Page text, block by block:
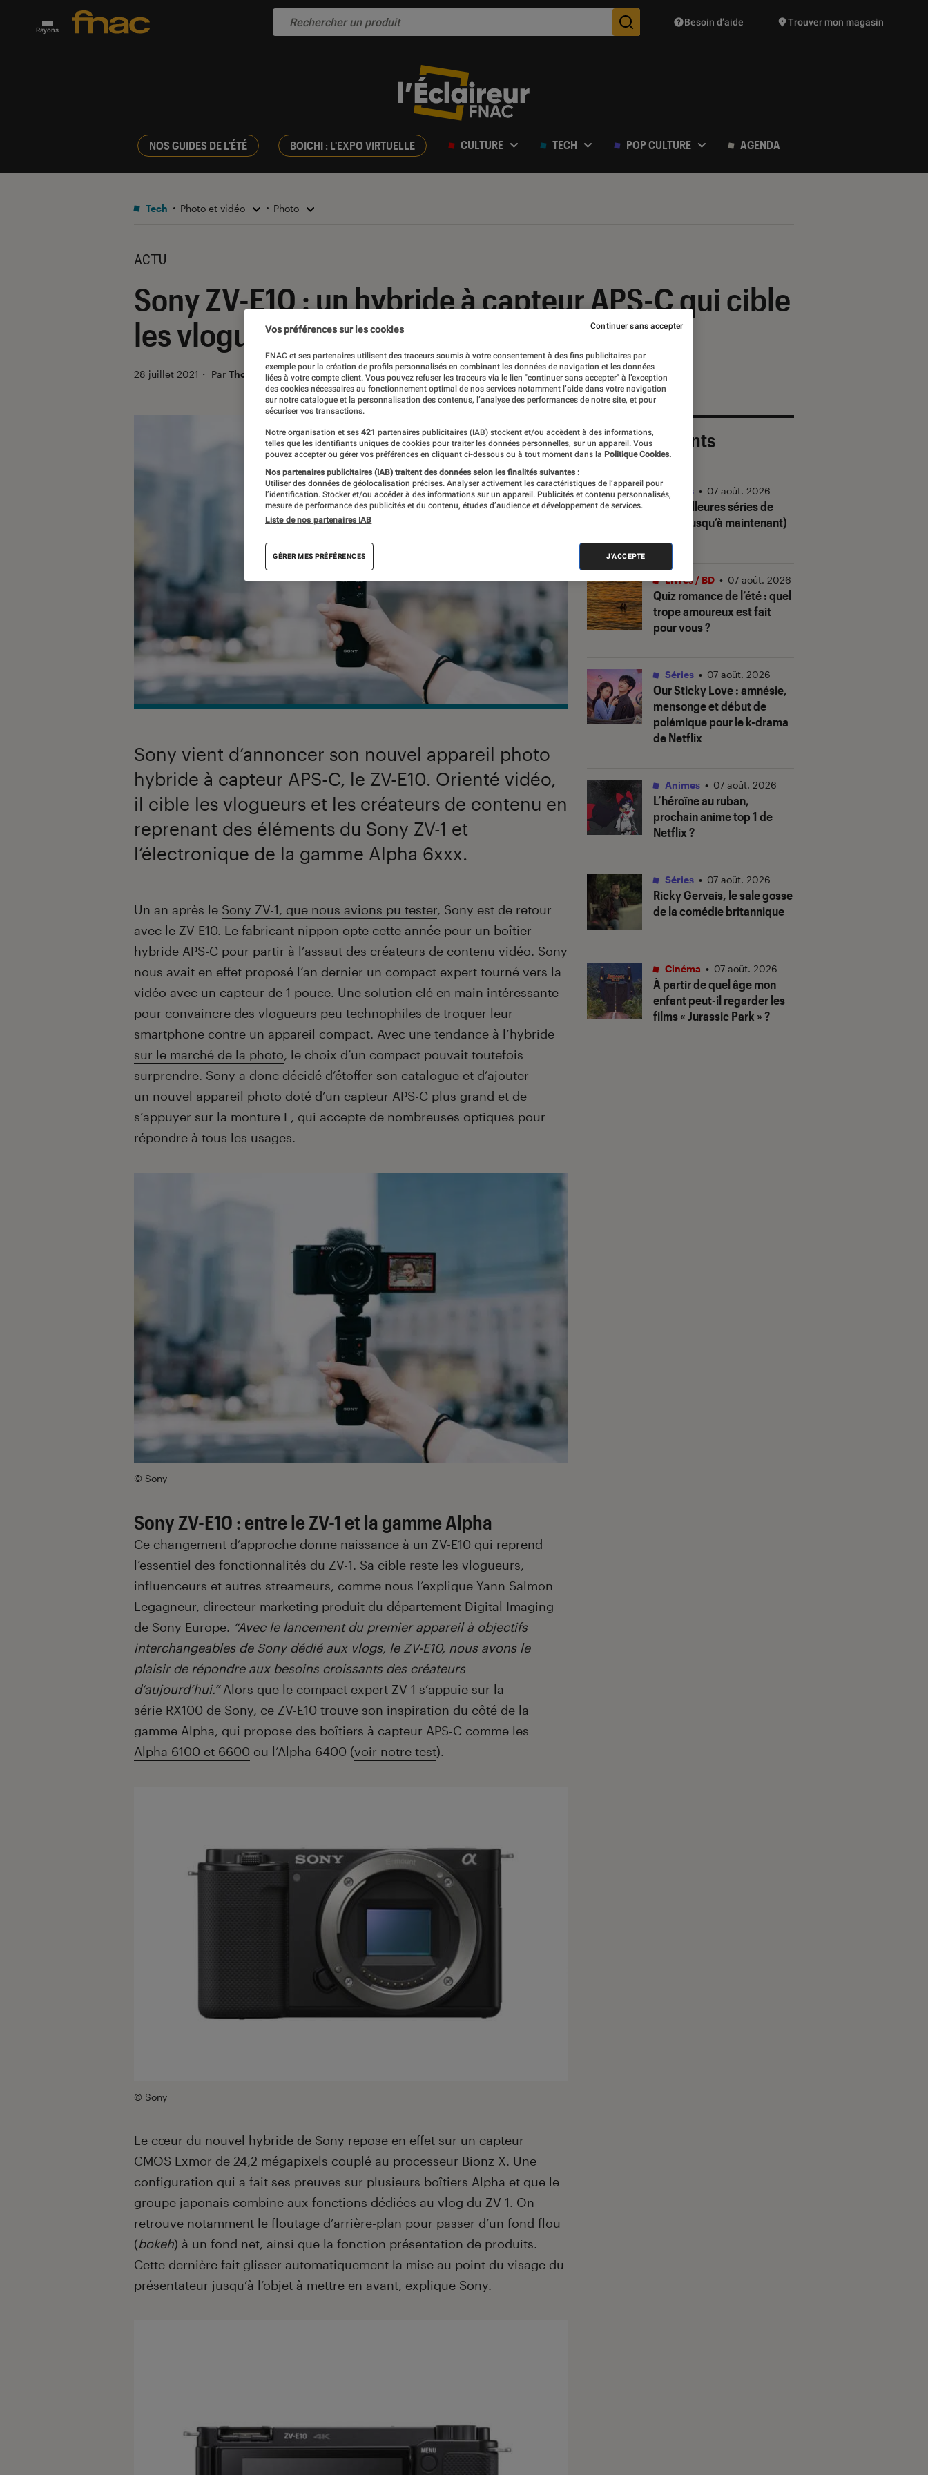
Rayons Des suggestions de produits vont vous être proposées
Besoin d’aide Trouver mon magasin
NOS GUIDES DE L'ÉTÉ BOICHI : L'EXPO VIRTUELLE CULTURE TECH POP CULTURE AGENDA
Tech Photo et vidéo Photo
ACTU
Sony ZV-E10 : un hybride à capteur APS-C qui cible
les vlogueurs
28 juillet 2021 ・ Par Thomas Estimbre
Sony vient d’annoncer son nouvel appareil photo
hybride à capteur APS-C, le ZV-E10. Orienté vidéo,
il cible les vlogueurs et les créateurs de contenu en
reprenant des éléments du Sony ZV-1 et
l’électronique de la gamme Alpha 6xxx.
Introduction
Un an après le Sony ZV-1, que nous avions pu tester, Sony est de retour
avec le ZV-E10. Le fabricant nippon opte cette année pour un boîtier
hybride APS-C pour partir à l’assaut des créateurs de contenu vidéo. Sony
nous avait en effet proposé l’an dernier un compact expert tourné vers la
vidéo avec un capteur de 1 pouce. Une solution clé en main intéressante
pour convaincre des vlogueurs peu technophiles de troquer leur
smartphone contre un appareil compact. Avec une tendance à l’hybride
sur le marché de la photo, le choix d’un compact pouvait toutefois
surprendre. Sony a donc décidé d’étoffer son catalogue et d’ajouter
un nouvel appareil photo doté d’un capteur APS-C plus grand et de
s’appuyer sur la monture E, qui accepte de nombreuses optiques pour
répondre à tous les usages.
© Sony
Sony ZV-E10 : entre le ZV-1 et la gamme Alpha
Ce changement d’approche donne naissance à un ZV-E10 qui reprend
l’essentiel des fonctionnalités du ZV-1. Sa cible reste les vlogueurs,
influenceurs et autres streameurs, comme nous l’explique Yann Salmon
Legagneur, directeur marketing produit du département Digital Imaging
de Sony Europe. “Avec le lancement du premier appareil à objectifs
interchangeables de Sony dédié aux vlogs, le ZV-E10, nous avons le
plaisir de répondre aux besoins croissants des créateurs
d’aujourd’hui.”Alors que le compact expert ZV-1 s’appuie sur la
série RX100 de Sony, ce ZV-E10 trouve son inspiration du côté de la
gamme Alpha, qui propose des boîtiers à capteur APS-C comme les
Alpha 6100 et 6600 ou l’Alpha 6400 (voir notre test).
© Sony
Le cœur du nouvel hybride de Sony repose en effet sur un capteur
CMOS Exmor de 24,2 mégapixels couplé au processeur Bionz X. Une
configuration qui a fait ses preuves sur plusieurs boîtiers Alpha et que le
groupe japonais combine aux fonctions dédiées au vlog du ZV-1. On
retrouve notamment le floutage d’arrière-plan pour passer d’un fond flou
(bokeh) à un fond net, ainsi que la fonction présentation de produits.
Cette dernière fait glisser automatiquement la mise au point du visage du
présentateur jusqu’à l’objet à mettre en avant, explique Sony.
Les plus récents
Les meilleures séries de
2026 (jusqu’à maintenant)
Séries • 07 août. 2026
Quiz romance de l’été : quel
trope amoureux est fait
pour vous ?
Livres / BD • 07 août. 2026
Our Sticky Love: amnésie,
mensonge et début de
polémique pour le k-drama
de Netflix
Séries • 07 août. 2026
L’héroïne au ruban,
prochain anime top 1 de
Netflix ?
Animes • 07 août. 2026
Ricky Gervais, le sale gosse
de la comédie britannique
Séries • 07 août. 2026
À partir de quel âge mon
enfant peut-il regarder les
films « Jurassic Park » ?
Cinéma • 07 août. 2026
Vos préférences sur les cookies
FNAC et ses partenaires utilisent des traceurs soumis à votre consentement à des fins publicitaires par
exemple pour la création de profils personnalisés en combinant les données de navigation et les données
liées à votre compte client. Vous pouvez refuser les traceurs via le lien "continuer sans accepter" à l’exception
des cookies nécessaires au fonctionnement optimal de nos services notamment l’aide dans votre navigation
sur notre catalogue et la personnalisation des contenus, l’analyse des performances de notre site, et pour
sécuriser vos transactions.
Notre organisation et ses 421 partenaires publicitaires (IAB) stockent et/ou accèdent à des informations,
telles que les identifiants uniques de cookies pour traiter les données personnelles, sur un appareil. Vous
pouvez accepter ou gérer vos préférences en cliquant ci-dessous ou à tout moment dans la Politique Cookies.
Nos partenaires publicitaires (IAB) traitent des données selon les finalités suivantes :
Utiliser des données de géolocalisation précises. Analyser activement les caractéristiques de l’appareil pour
l’identification. Stocker et/ou accéder à des informations sur un appareil. Publicités et contenu personnalisés,
mesure de performance des publicités et du contenu, études d’audience et développement de services.
Liste de nos partenaires IAB
GÉRER MES PRÉFÉRENCES J'ACCEPTE
Continuer sans accepter